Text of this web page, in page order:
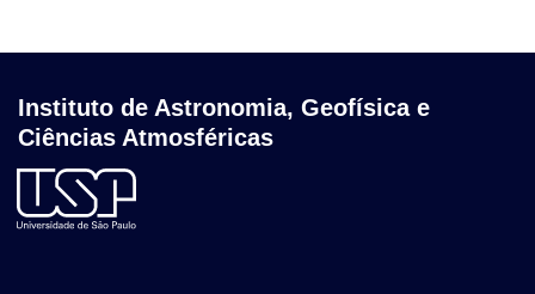
Instituto de Astronomia, Geofísica e
Ciências Atmosféricas